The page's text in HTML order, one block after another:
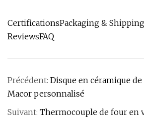
CertificationsPackaging &
ReviewsFAQ
Précédent: Disque en céramique
Macor personnalisé
Suivant: Thermocouple de four en